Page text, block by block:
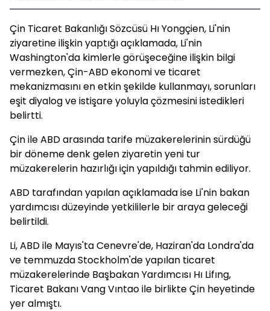
Çin Ticaret Bakanlığı Sözcüsü Hı Yongçien, Li'nin
ziyaretine ilişkin yaptığı açıklamada, Li'nin
Washington'da kimlerle görüşeceğine ilişkin bilgi
vermezken, Çin-ABD ekonomi ve ticaret
mekanizmasını en etkin şekilde kullanmayı, sorunları
eşit diyalog ve istişare yoluyla çözmesini istedikleri
belirtti.
Çin ile ABD arasında tarife müzakerelerinin sürdüğü
bir döneme denk gelen ziyaretin yeni tur
müzakerelerin hazırlığı için yapıldığı tahmin ediliyor.
ABD tarafından yapılan açıklamada ise Li'nin bakan
yardımcısı düzeyinde yetkililerle bir araya geleceği
belirtildi.
Li, ABD ile Mayıs'ta Cenevre'de, Haziran'da Londra'da
ve temmuzda Stockholm'de yapılan ticaret
müzakerelerinde Başbakan Yardımcısı Hı Lifıng,
Ticaret Bakanı Vang Vıntao ile birlikte Çin heyetinde
yer almıştı.